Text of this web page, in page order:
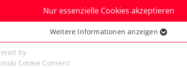
Duell
in der
Nur essenzielle Cookies akzeptieren
Cookies werden für grundlegende Funktionen
benötigt. Dadurch ist gewährleistet, dass die
Weitere Informationen anzeigen
by
Cookie Consent